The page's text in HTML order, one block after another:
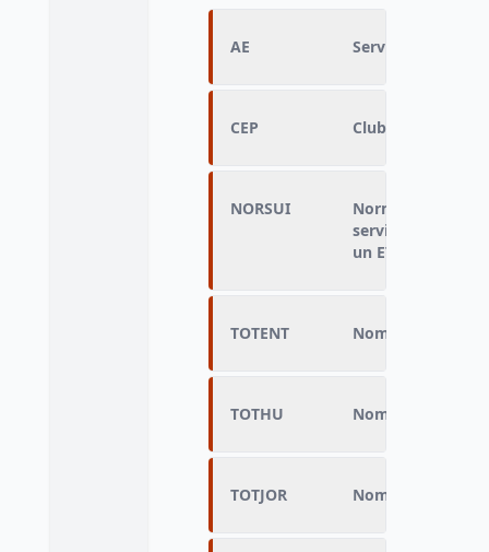
AE Service AEMO et/
CEP Club ou équipe
NORSUI
Norme par
service (nombre
un ETP)
TOTENT Nombre
TOTHU Nombre de
TOTJOR Nombre total de